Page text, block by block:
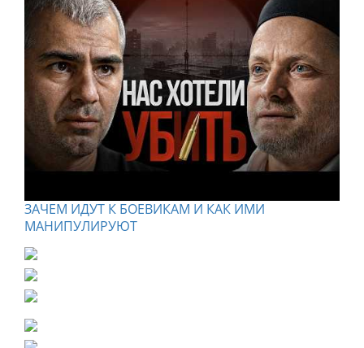
ЗАЧЕМ ИДУТ К БОЕВИКАМ И КАК ИМИ
МАНИПУЛИРУЮТ